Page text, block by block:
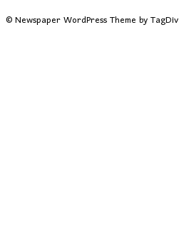
© Newspaper WordPress Theme by TagDiv